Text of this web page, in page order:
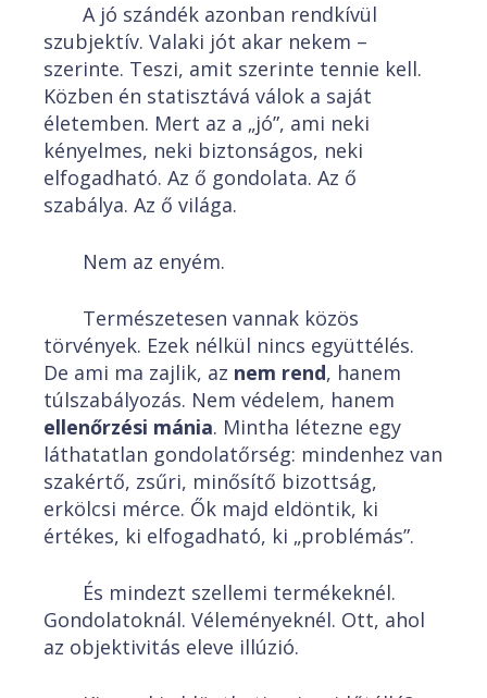
A jó szándék azonban rendkívül
szubjektív. Valaki jót akar nekem –
szerinte. Teszi, amit szerinte tennie kell.
Közben én statisztává válok a saját
életemben. Mert az a „jó”, ami neki
kényelmes, neki biztonságos, neki
elfogadható. Az ő gondolata. Az ő
szabálya. Az ő világa.
Nem az enyém.
Természetesen vannak közös
törvények. Ezek nélkül nincs együttélés.
De ami ma zajlik, az nem rend, hanem
túlszabályozás. Nem védelem, hanem
ellenőrzési mánia. Mintha létezne egy
láthatatlan gondolatőrség: mindenhez van
szakértő, zsűri, minősítő bizottság,
erkölcsi mérce. Ők majd eldöntik, ki
értékes, ki elfogadható, ki „problémás”.
És mindezt szellemi termékeknél.
Gondolatoknál. Véleményeknél. Ott, ahol
az objektivitás eleve illúzió.